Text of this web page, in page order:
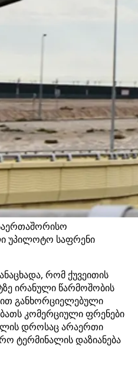
უპილოტო საფრენი
რომ ქუვეითის
ირანული წარმოშობის
განხორციელებული
კომერციული ფრენები
დროსაც არაერთი
ტერმინალის დაზიანება